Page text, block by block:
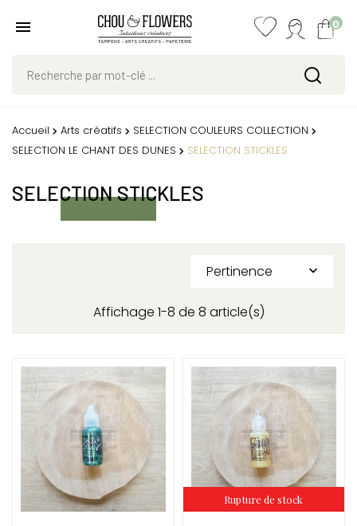
0
Accueil Arts créatifs
SELECTION COULEURS COLLECTION
SELECTION LE CHANT DES DUNES
SELECTION STICKLES
SELECTION STICKLES
Pertinence 
Affichage 1-8 de 8 article(s)
Rupture de stock